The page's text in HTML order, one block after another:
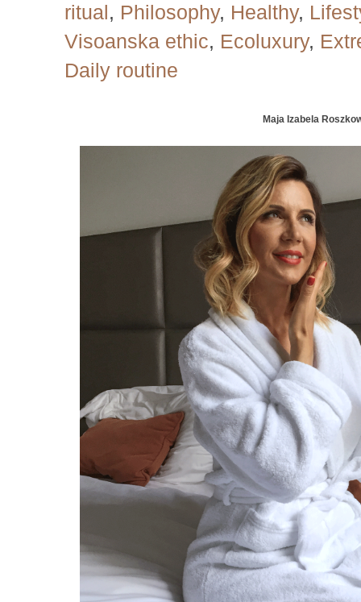
ritual, Philosophy, Healthy,
Visoanska ethic, Ecoluxury,
Daily routine
Maja Izabela